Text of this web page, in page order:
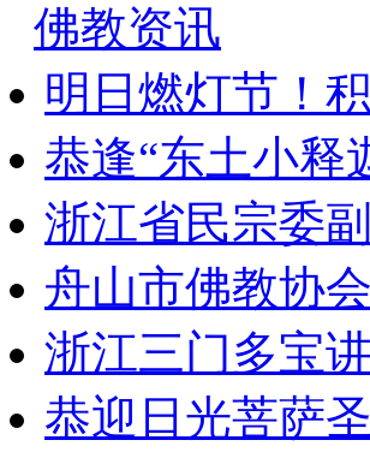
佛教资讯
明日燃灯节！
恭逢“东土小释
浙江省民宗委
舟山市佛教协
浙江三门多宝
恭迎日光菩萨